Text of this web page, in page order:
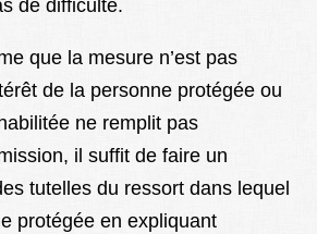
de difficulté.
que la mesure n’est pas
de la personne protégée ou
ne remplit pas
il suffit de faire un
tutelles du ressort dans lequel
protégée en expliquant